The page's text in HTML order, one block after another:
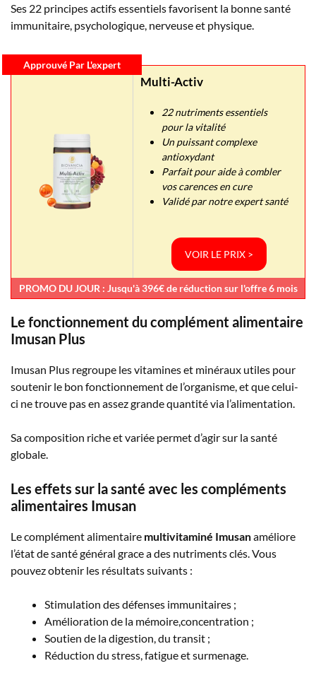
Ses 22 principes actifs essentiels favorisent la bonne santé
immunitaire, psychologique, nerveuse et physique.
Approuvé Par L'expert
Multi-Activ
22 nutriments essentiels
pour la vitalité
Un puissant complexe
antioxydant
Parfait pour aide à combler
vos carences en cure
Validé par notre expert santé
VOIR LE PRIX >
PROMO DU JOUR : Jusqu'à 396€ de réduction sur l'offre 6 mois
Le fonctionnement du complément alimentaire
Imusan Plus
Imusan Plus regroupe les vitamines et minéraux utiles pour
soutenir le bon fonctionnement de l’organisme, et que celui-
ci ne trouve pas en assez grande quantité via l’alimentation.
Sa composition riche et variée permet d’agir sur la santé
globale.
Les effets sur la santé avec les compléments
alimentaires Imusan
Le complément alimentaire multivitaminé Imusanaméliore
l’état de santé général grace a des nutriments clés. Vous
pouvez obtenir les résultats suivants :
Stimulation des défenses immunitaires ;
Amélioration de la mémoire,concentration ;
Soutien de la digestion, du transit ;
Réduction du stress, fatigue et surmenage.